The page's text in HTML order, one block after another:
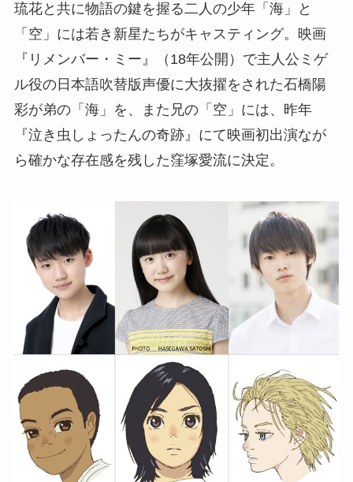
琉花と共に物語の鍵を握る二人の少年「海」と
「空」には若き新星たちがキャスティング。映画
『リメンバー・ミー』（18年公開）で主人公ミゲ
ル役の日本語吹替版声優に大抜擢をされた石橋陽
彩が弟の「海」を、また兄の「空」には、昨年
『泣き虫しょったんの奇跡』にて映画初出演なが
ら確かな存在感を残した窪塚愛流に決定。